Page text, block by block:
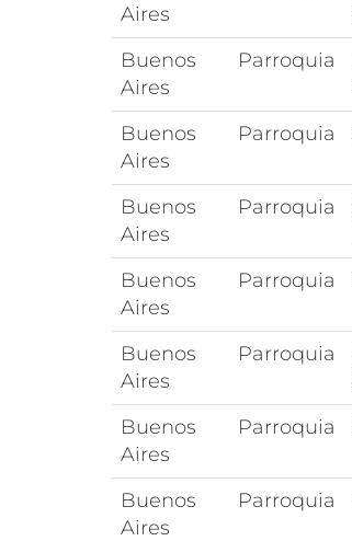
Aires
Buenos
Aires
Parroquia
Buenos
Aires
Parroquia
Buenos
Aires
Parroquia
Buenos
Aires
Parroquia
Buenos
Aires
Parroquia
Buenos
Aires
Parroquia
Buenos
Aires
Parroquia